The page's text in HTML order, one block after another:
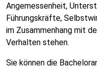
Angemessenheit,
Führungskräfte,
im Zusammenhang mit
Verhalten stehen.
Sie können die